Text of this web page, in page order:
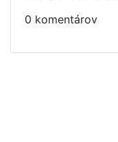
0 komentárov